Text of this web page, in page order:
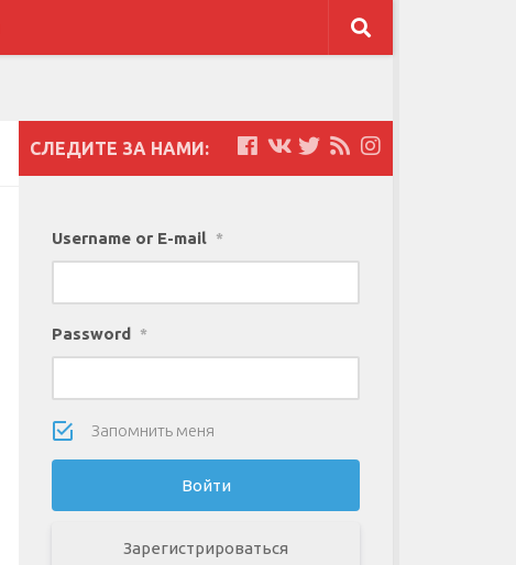
СЛЕДИТЕ ЗА НАМИ:
Username or E-mail *
Password *
Запомнить меня
Зарегистрироваться